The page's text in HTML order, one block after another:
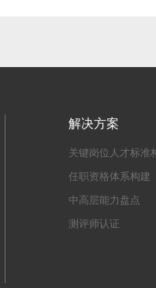
解决方案
关键岗位人才标准
任职资格体系构建
中高层能力盘点
测评师认证